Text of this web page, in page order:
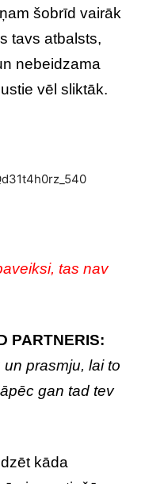
šobrīd vairāk
tavs atbalsts,
nebeidzama
vēl sliktāk.
tas nav
PARTNERIS:
prasmju, lai to
gan tad tev
kāda